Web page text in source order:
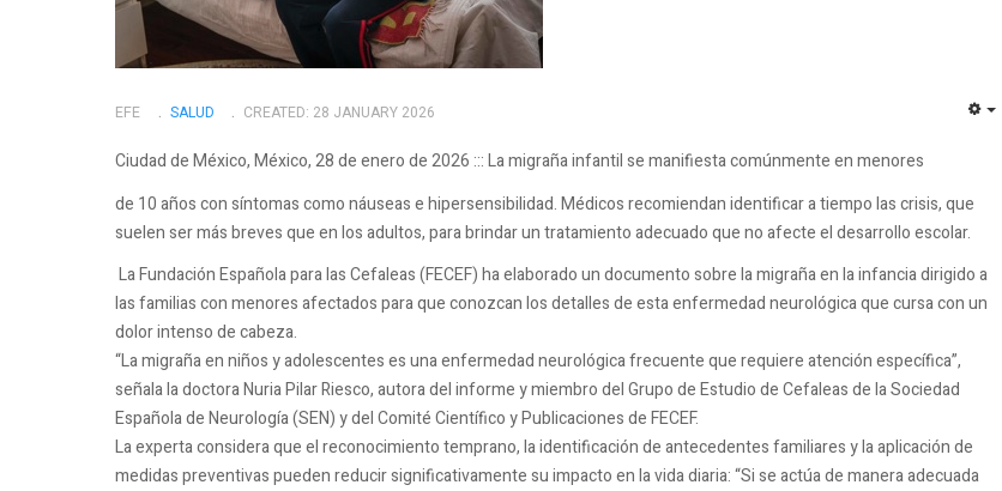
EFE SALUD CREATED: 28 JANUARY 2026
Ciudad de México, México, 28 de enero de 2026 ::: La migraña infantil se manifiesta comúnmente en menores
de 10 años con síntomas como náuseas e hipersensibilidad. Médicos recomiendan identificar a tiempo las crisis, que
suelen ser más breves que en los adultos, para brindar un tratamiento adecuado que no afecte el desarrollo escolar.
La Fundación Española para las Cefaleas (FECEF) ha elaborado un documento sobre la migraña en la infancia dirigido a
las familias con menores afectados para que conozcan los detalles de esta enfermedad neurológica que cursa con un
dolor intenso de cabeza.
“La migraña en niños y adolescentes es una enfermedad neurológica frecuente que requiere atención específica”,
señala la doctora Nuria Pilar Riesco, autora del informe y miembro del Grupo de Estudio de Cefaleas de la Sociedad
Española de Neurología (SEN) y del Comité Científico y Publicaciones de FECEF.
La experta considera que el reconocimiento temprano, la identificación de antecedentes familiares y la aplicación de
medidas preventivas pueden reducir significativamente su impacto en la vida diaria: “Si se actúa de manera adecuada